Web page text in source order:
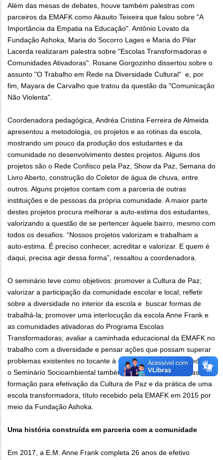
Além das mesas de debates, houve também palestras com
parceiros da EMAFK como Akauito Teixeira que falou sobre "A
Importância da Empatia na Educação". Antônio Lovato da
Fundação Ashoka, Maria do Socorro Lages e Maria do Pilar
Lacerda realizaram palestra sobre "Escolas Transformadoras e
Comunidades Ativadoras". Rosane Gorgozinho dissertou sobre o
assunto "O Trabalho em Rede na Diversidade Cultural" e, por
fim, Mayara de Carvalho que tratou da questão da "Comunicação
Não Violenta".
Coordenadora pedagógica, Andréa Cristina Ferreira de Almeida
apresentou a metodologia, os projetos e as rotinas da escola,
mostrando um pouco da produção dos estudantes e da
comunidade no desenvolvimento destes projetos. Alguns dos
projetos são o Rede Confisco pela Paz, Show da Paz, Semana do
Livro Aberto, construção do Coletor de água de chuva, entre
outros. Alguns projetos contam com a parceria de outras
instituições e de pessoas da própria comunidade. A maior parte
destes projetos procura melhorar a auto-estima dos estudantes,
valorizando a questão de se pertencer àquele bairro, mesmo com
todos os desafios. “Nossos projetos valorizam e trabalham a
auto-estima. É preciso conhecer, acreditar e valorizar. E quem é
daqui, precisa agir dessa forma”, ressaltou a coordenadora.
O seminário teve como objetivos: promover a Cultura de Paz;
valorizar a participação da comunidade escolar e local; refletir
sobre a diversidade no interior da escola e buscar formas de
trabalhá-la; promover uma interlocução da escola Anne Frank e
as comunidades ativadoras do Programa Escolas
Transformadoras; avaliar a caminhada educacional da EMAFK no
trabalho com a diversidade e pensar ações que possam superar
problemas existentes no tocante à diversidade. Nesta 16ª edição,
o Seminário Socioambiental também foi uma das estratégias de
formação para efetivação da Cultura de Paz e da prática de uma
escola transformadora, título recebido pela EMAFK em 2015 por
meio da Fundação Ashoka.
Uma história construída em parceria com a comunidade
Em 2017, a E.M. Anne Frank completa 26 anos de efetivo